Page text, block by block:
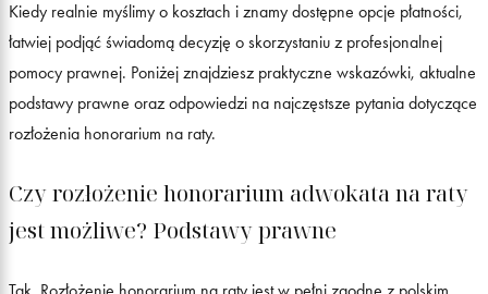
Kiedy realnie myślimy o kosztach i znamy dostępne opcje płatności,
łatwiej podjąć świadomą decyzję o skorzystaniu z profesjonalnej
pomocy prawnej. Poniżej znajdziesz praktyczne wskazówki, aktualne
podstawy prawne oraz odpowiedzi na najczęstsze pytania dotyczące
rozłożenia honorarium na raty.
Czy rozłożenie honorarium adwokata na raty
jest możliwe? Podstawy prawne